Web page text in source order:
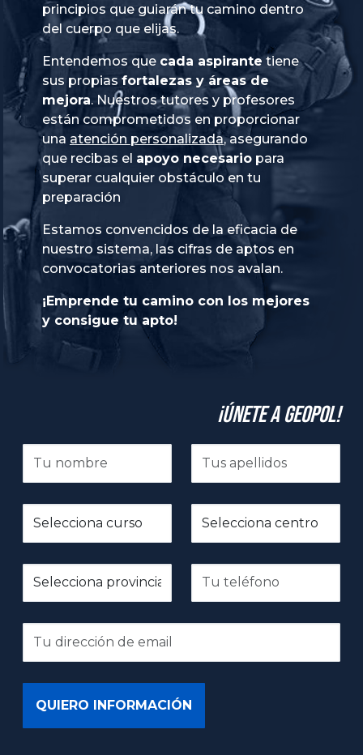
principios que guiarán tu camino dentro
del cuerpo que elijas.
Entendemos que cada aspirante tiene
sus propias fortalezas y áreas de
mejora. Nuestros tutores y profesores
están comprometidos en proporcionar
una atención personalizada, asegurando
que recibas el apoyo necesario para
superar cualquier obstáculo en tu
preparación
Estamos convencidos de la eficacia de
nuestro sistema, las cifras de aptos en
convocatorias anteriores nos avalan.
¡Emprende tu camino con los mejores
y consigue tu apto!
¡Únete a GeoPol!